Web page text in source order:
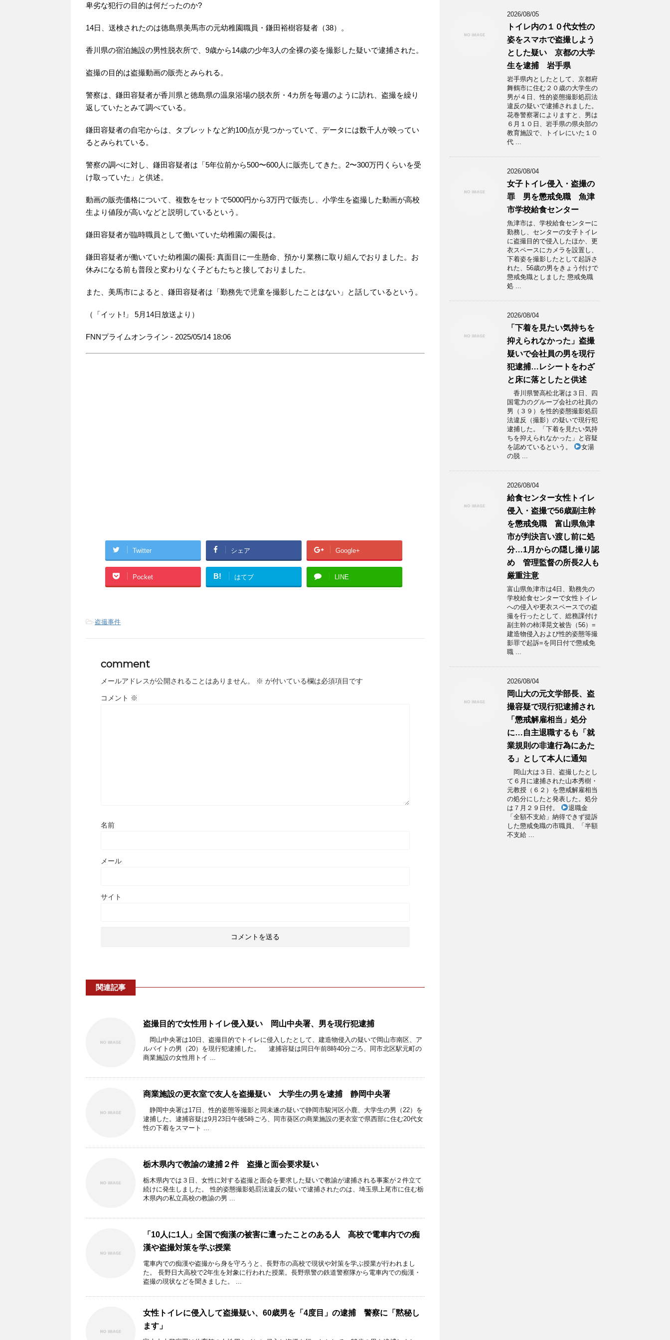
卑劣な犯行の目的は何だったのか?
14日、送検されたのは徳島県美馬市の元幼稚園職員・鎌田裕樹容疑者（38）。
香川県の宿泊施設の男性脱衣所で、9歳から14歳の少年3人の全裸の姿を撮影した疑いで逮捕された。
盗撮の目的は盗撮動画の販売とみられる。
警察は、鎌田容疑者が香川県と徳島県の温泉浴場の脱衣所・4カ所を毎週のように訪れ、盗撮を繰り
返していたとみて調べている。
鎌田容疑者の自宅からは、タブレットなど約100点が見つかっていて、データには数千人が映ってい
るとみられている。
警察の調べに対し、鎌田容疑者は「5年位前から500〜600人に販売してきた。2〜300万円くらいを受
け取っていた」と供述。
動画の販売価格について、複数をセットで5000円から3万円で販売し、小学生を盗撮した動画が高校
生より値段が高いなどと説明しているという。
鎌田容疑者が臨時職員として働いていた幼稚園の園長は。
鎌田容疑者が働いていた幼稚園の園長: 真面目に一生懸命、預かり業務に取り組んでおりました。お
休みになる前も普段と変わりなく子どもたちと接しておりました。
また、美馬市によると、鎌田容疑者は「勤務先で児童を撮影したことはない」と話しているという。
（「イット!」 5月14日放送より）
FNNプライムオンライン - 2025/05/14 18:06
Twitter シェア Google+
Pocket B! はてブ LINE
-盗撮事件
comment
メールアドレスが公開されることはありません。 ※ が付いている欄は必須項目です
コメント ※
名前
メール
サイト
関連記事
盗撮目的で女性用トイレ侵入疑い 岡山中央署、男を現行犯逮捕
岡山中央署は10日、盗撮目的でトイレに侵入したとして、建造物侵入の疑いで岡山市南区、ア
ルバイトの男（20）を現行犯逮捕した。 逮捕容疑は同日午前8時40分ごろ、同市北区駅元町の
商業施設の女性用トイ ...
商業施設の更衣室で友人を盗撮疑い 大学生の男を逮捕 静岡中央署
静岡中央署は17日、性的姿態等撮影と同未遂の疑いで静岡市駿河区小鹿、大学生の男（22）を
逮捕した。逮捕容疑は9月23日午後5時ごろ、同市葵区の商業施設の更衣室で県西部に住む20代女
性の下着をスマート ...
栃木県内で教諭の逮捕２件 盗撮と面会要求疑い
栃木県内では３日、女性に対する盗撮と面会を要求した疑いで教諭が逮捕される事案が２件立て
続けに発生しました。 性的姿態撮影処罰法違反の疑いで逮捕されたのは、埼玉県上尾市に住む栃
木県内の私立高校の教諭の男 ...
「10人に1人」全国で痴漢の被害に遭ったことのある人 高校で電車内での痴
漢や盗撮対策を学ぶ授業
電車内での痴漢や盗撮から身を守ろうと、長野市の高校で現状や対策を学ぶ授業が行われまし
た。 長野日大高校で2年生を対象に行われた授業。長野県警の鉄道警察隊から電車内での痴漢・
盗撮の現状などを聞きました。 ...
女性トイレに侵入して盗撮疑い、60歳男を「4度目」の逮捕 警察に「黙秘し
ます」
2026/08/05
トイレ内の１０代女性の
姿をスマホで盗撮しよう
とした疑い 京都の大学
生を逮捕 岩手県
岩手県内としたとして、京都府
舞鶴市に住む２０歳の大学生の
男が４日、性的姿態撮影処罰法
違反の疑いで逮捕されました。
花巻警察署によりますと、男は
６月１０日、岩手県の県央部の
教育施設で、トイレにいた１０
代 ...
2026/08/04
女子トイレ侵入・盗撮の
罪 男を懲戒免職 魚津
市学校給食センター
魚津市は、学校給食センターに
勤務し、センターの女子トイレ
に盗撮目的で侵入したほか、更
衣スペースにカメラを設置し、
下着姿を撮影したとして起訴さ
れた、56歳の男をきょう付けで
懲戒免職としました 懲戒免職
処 ...
2026/08/04
「下着を見たい気持ちを
抑えられなかった」盗撮
疑いで会社員の男を現行
犯逮捕…レシートをわざ
と床に落としたと供述
香川県警高松北署は３日、四
国電力のグループ会社の社員の
男（３９）を性的姿態撮影処罰
法違反（撮影）の疑いで現行犯
逮捕した。「下着を見たい気持
ちを抑えられなかった」と容疑
を認めているという。
女湯
の脱 ...
2026/08/04
給食センター女性トイレ
侵入・盗撮で56歳副主幹
を懲戒免職 富山県魚津
市が判決言い渡し前に処
分…1月からの隠し撮り認
め 管理監督の所長2人も
厳重注意
富山県魚津市は4日、勤務先の
学校給食センターで女性トイレ
への侵入や更衣スペースでの盗
撮を行ったとして、総務課付け
副主幹の柿澤晃文被告（56）=
建造物侵入および性的姿態等撮
影罪で起訴=を同日付で懲戒免
職 ...
2026/08/04
岡山大の元文学部長、盗
撮容疑で現行犯逮捕され
「懲戒解雇相当」処分
に…自主退職するも「就
業規則の非違行為にあた
る」として本人に通知
岡山大は３日、盗撮したとし
て６月に逮捕された山本秀樹・
元教授（６２）を懲戒解雇相当
の処分にしたと発表した。処分
は７月２９日付。
退職金
「全額不支給」納得できず提訴
した懲戒免職の市職員、「半額
不支給 ...